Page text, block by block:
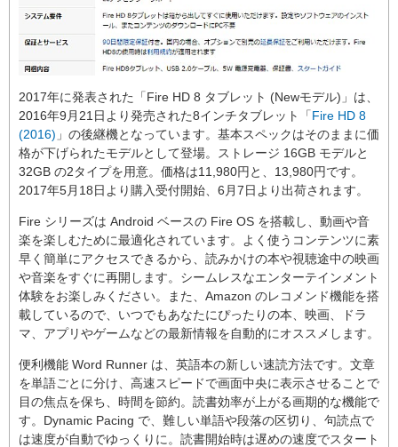
2017年に発表された「Fire HD 8 タブレット (Newモデル)」は、
2016年9月21日より発売された8インチタブレット「Fire HD 8
(2016) 」の後継機となっています。基本スペックはそのままに価
格が下げられたモデルとして登場。ストレージ 16GB モデルと
32GB の2タイプを用意。価格は11,980円と、13,980円です。
2017年5月18日より購入受付開始、6月7日より出荷されます。
Fire シリーズは Android ベースの Fire OS を搭載し、動画や音
楽を楽しむために最適化されています。よく使うコンテンツに素
早く簡単にアクセスできるから、読みかけの本や視聴途中の映画
や音楽をすぐに再開します。シームレスなエンターテインメント
体験をお楽しみください。また、Amazon のレコメンド機能を搭
載しているので、いつでもあなたにぴったりの本、映画、ドラ
マ、アプリやゲームなどの最新情報を自動的にオススメします。
便利機能 Word Runner は、英語本の新しい速読方法です。文章
を単語ごとに分け、高速スピードで画面中央に表示させることで
目の焦点を保ち、時間を節約。読書効率が上がる画期的な機能で
す。Dynamic Pacing で、難しい単語や段落の区切り、句読点で
は速度が自動でゆっくりに。読書開始時は遅めの速度でスタート